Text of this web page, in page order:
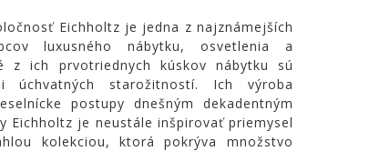
Eichholtz je jedna z najznámejších
luxusného nábytku, osvetlenia a
z ich prvotriednych kúskov nábytku sú
úchvatných starožitností. Ich výroba
postupy dnešným dekadentným
Eichholtz je neustále inšpirovať priemysel
kolekciou, ktorá pokrýva množstvo